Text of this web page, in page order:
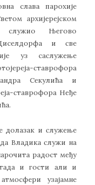
слава парохије
архијерејском
служио Његово
и све
уз саслужење
ставрофора
Секулића и
ставрофора Неђе
долазак и служење
Владика служи на
радост међу
и гости али и
узајамне